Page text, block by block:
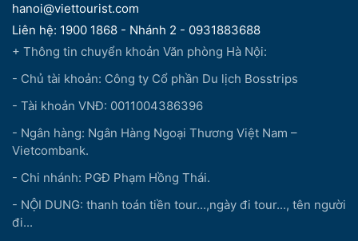
hanoi@viettourist.com
Liên hệ: 1900 1868 - Nhánh 2 - 0931883688
+ Thông tin chuyển khoản Văn phòng Hà Nội:
- Chủ tài khoản: Công ty Cổ phần Du lịch Bosstrips
- Tài khoản VNĐ: 0011004386396
- Ngân hàng: Ngân Hàng Ngoại Thương Việt Nam –
Vietcombank.
- Chi nhánh: PGĐ Phạm Hồng Thái.
- NỘI DUNG: thanh toán tiền tour...,ngày đi tour..., tên người
đi...